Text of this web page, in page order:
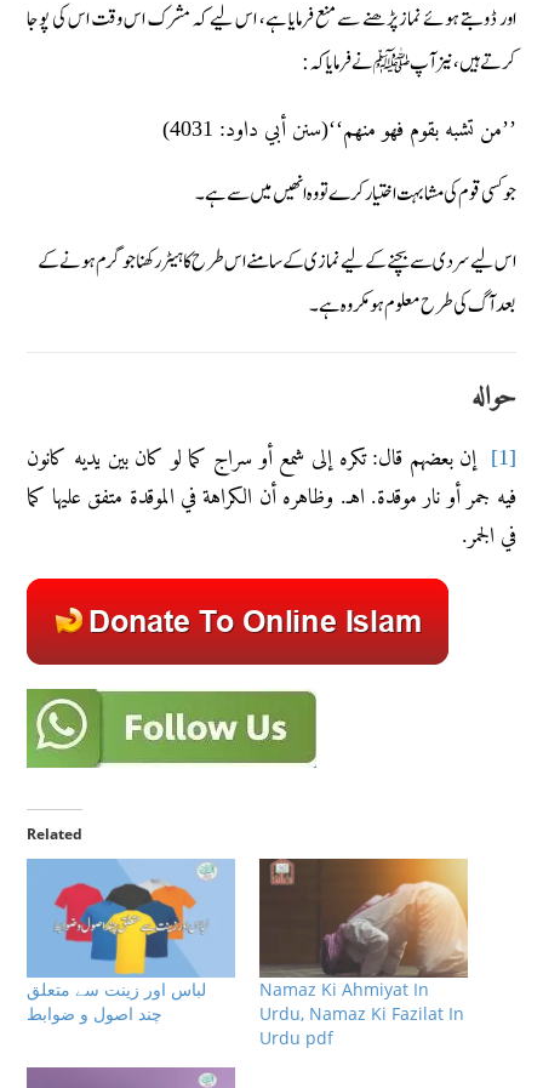
اور ڈوبتے ہوئے نماز پڑھنے سے منع فرمایا ہے، اس لیے کہ مشرک اس وقت اس کی پوجا
کرتے ہیں، نیز آپ ﷺ نے فرمایا کہ:
’’من تشبه بقوم فھو منھم‘‘(سنن أبي داود: 4031)
جو کسی قوم کی مشابہت اختیار کرے تو وہ انھیں میں سے ہے۔
اس لیے سردی سے بچنے کے لیے نمازی کے سامنے اس طرح کا ہیٹر رکھنا جو گرم ہونے کے
بعد آگ کی طرح معلوم ہومکروہ ہے۔
حواله
[1]
إن بعضهم قال: تكره إلى شمع أو سراج كما لو كان بين يديه كانون
فيه جمر أو نار موقدة. اهـ. وظاهره أن الكراهة في الموقدة متفق عليها كما
في الجمر.
Related
لباس اور زینت سے متعلق
چند اصول و ضوابط
Namaz Ki Ahmiyat In
Urdu, Namaz Ki Fazilat In
Urdu pdf